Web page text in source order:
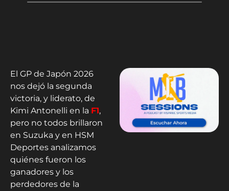
El GP de Japón 2026
nos dejó la segunda
victoria, y liderato, de
Kimi Antonelli en la F1,
pero no todos brillaron
en Suzuka y en HSM
Deportes analizamos
quiénes fueron los
ganadores y los
perdedores de la